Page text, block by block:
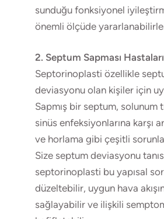
sunduğu fonksiyonel
önemli ölçüde
2. Septum Sapması
Septorinoplasti özellikle
deviasyonu olan kişiler için
Sapmış bir septum, solunum
sinüs enfeksiyonlarına karşı
ve horlama gibi çeşitli
Size septum deviasyonu
septorinoplasti bu yapısal
düzeltebilir, uygun hava
sağlayabilir ve ilişkili